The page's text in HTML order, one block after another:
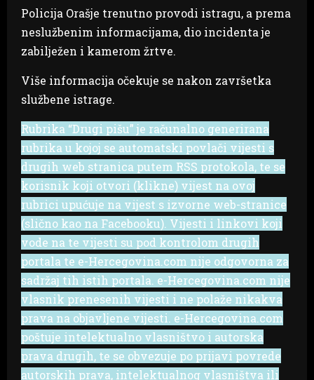
Policija Orašje trenutno provodi istragu, a prema
neslužbenim informacijama, dio incidenta je
zabilježen i kamerom žrtve.
Više informacija očekuje se nakon završetka
službene istrage.
Rubrika “Drugi pišu” je računalno generirana
rubrika u kojoj se automatski povlači vijesti s
drugih web stranica putem RSS protokola, te se
korisnik koji otvori (klikne) vijest na ovoj
rubrici upućuje na vijest s izvorne web-stranice
(slično kao na Facebooku). Vijesti i linkovi koji
vode na te vijesti su pod kontrolom drugih
portala te e-Hercegovina.com nije odgovorna za
sadržaj tih istih portala. e-Hercegovina.com nije
vlasnik prenesenih vijesti i ne polaže nikakva
prava na objavljene vijesti. e-Hercegovina.com
poštuje intelektualno vlasništvo i autorska
prava drugih, te se obvezuje po prijavi povrede
autorskih prava, intelektualnog vlasništva ili